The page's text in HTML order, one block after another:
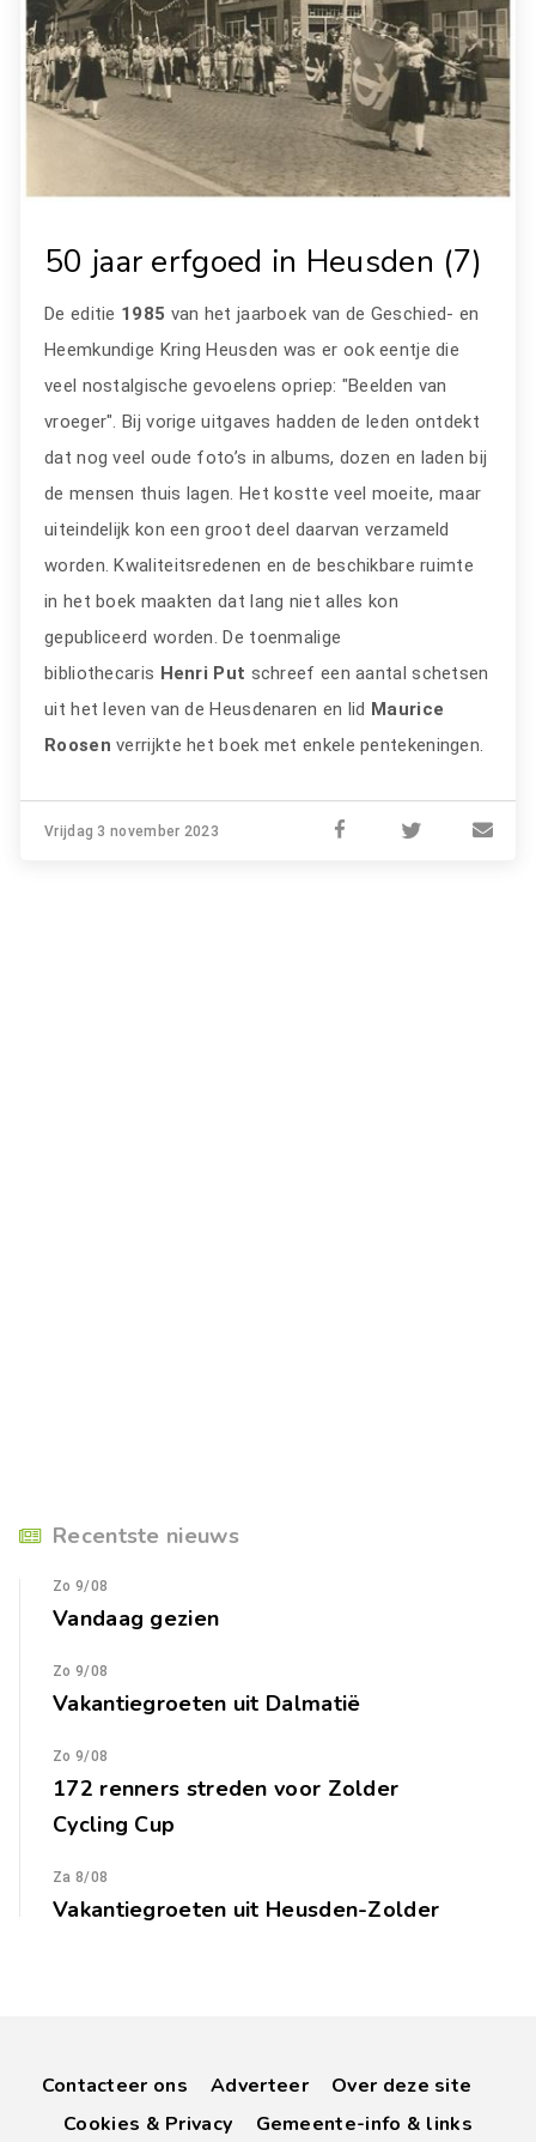
50 jaar erfgoed in Heusden (7)
De editie 1985 van het jaarboek van de Geschied- en
Heemkundige Kring Heusden was er ook eentje die
veel nostalgische gevoelens opriep: "Beelden van
vroeger". Bij vorige uitgaves hadden de leden ontdekt
dat nog veel oude foto’s in albums, dozen en laden bij
de mensen thuis lagen. Het kostte veel moeite, maar
uiteindelijk kon een groot deel daarvan verzameld
worden. Kwaliteitsredenen en de beschikbare ruimte
in het boek maakten dat lang niet alles kon
gepubliceerd worden. De toenmalige
bibliothecaris Henri Put schreef een aantal schetsen
uit het leven van de Heusdenaren en lid Maurice
Roosen verrijkte het boek met enkele pentekeningen.
Vrijdag 3 november 2023
Recentste nieuws
Zo 9/08
Vandaag gezien
Zo 9/08
Vakantiegroeten uit Dalmatië
Zo 9/08
172 renners streden voor Zolder
Cycling Cup
Za 8/08
Vakantiegroeten uit Heusden-Zolder
Contacteer ons Adverteer
Over deze site
Cookies & Privacy
Gemeente-info & links